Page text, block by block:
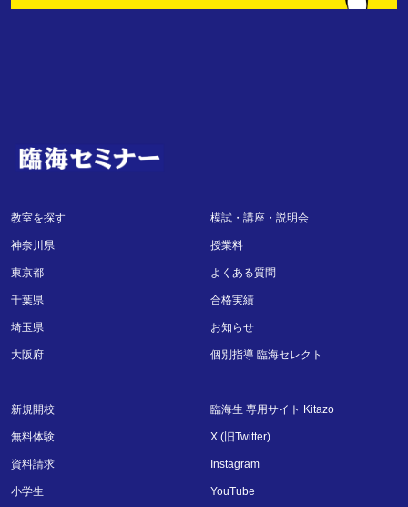
教室を探す
神奈川県
東京都
千葉県
埼玉県
大阪府
新規開校
無料体験
資料請求
小学生
模試・講座・説明会
授業料
よくある質問
合格実績
お知らせ
個別指導 臨海セレクト
臨海生 専用サイト Kitazo
X (旧Twitter)
Instagram
YouTube